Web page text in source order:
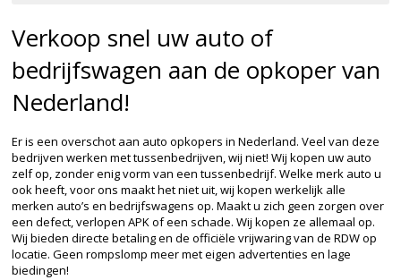
Verkoop snel uw auto of
bedrijfswagen aan de opkoper van
Nederland!
Er is een overschot aan auto opkopers in Nederland. Veel van deze
bedrijven werken met tussenbedrijven, wij niet! Wij kopen uw auto
zelf op, zonder enig vorm van een tussenbedrijf. Welke merk auto u
ook heeft, voor ons maakt het niet uit, wij kopen werkelijk alle
merken auto’s en bedrijfswagens op. Maakt u zich geen zorgen over
een defect, verlopen APK of een schade. Wij kopen ze allemaal op.
Wij bieden directe betaling en de officiële vrijwaring van de RDW op
locatie. Geen rompslomp meer met eigen advertenties en lage
biedingen!